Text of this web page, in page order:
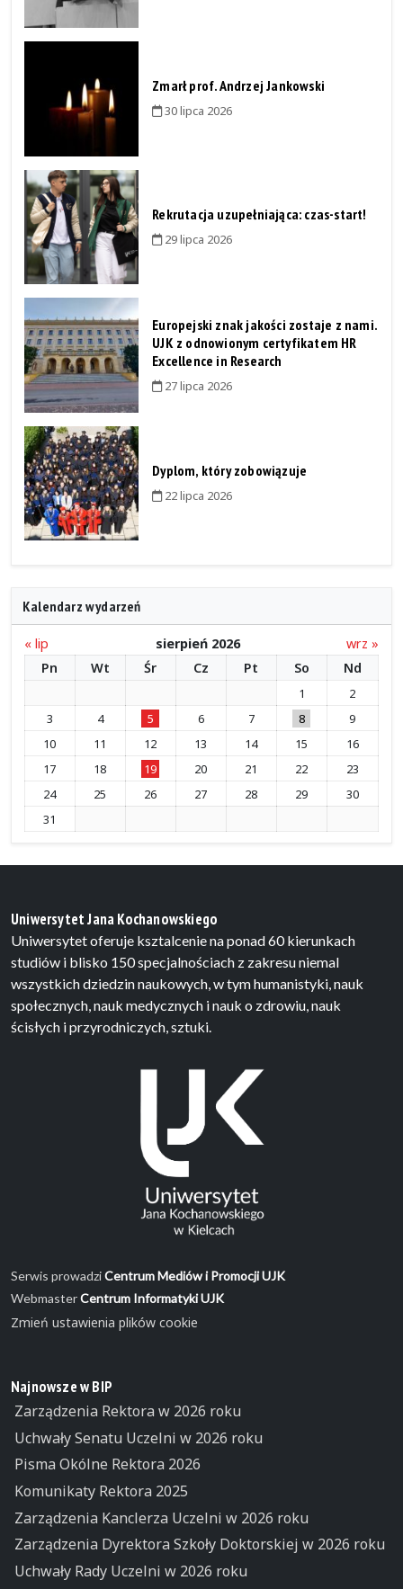
Zmarł prof. Andrzej Jankowski
30 lipca 2026
Rekrutacja uzupełniająca: czas-start!
29 lipca 2026
Europejski znak jakości zostaje z nami.
UJK z odnowionym certyfikatem HR
Excellence in Research
27 lipca 2026
Dyplom, który zobowiązuje
22 lipca 2026
Kalendarz wydarzeń
« lip sierpień 2026
wrz »
Pn
Wt Śr Cz Pt So Nd
1
2
3
4 5 6 7 8
9
10
11 12 13 14 15
16
17
18 19 20 21 22
23
24
25 26 27 28 29
30
31
Uniwersytet Jana Kochanowskiego
Uniwersytet oferuje ksztalcenie na ponad 60 kierunkach
studiów i blisko 150 specjalnościach z zakresu niemal
wszystkich dziedzin naukowych, w tym humanistyki, nauk
społecznych, nauk medycznych i nauk o zdrowiu, nauk
ścisłych i przyrodniczych, sztuki.
Serwis prowadziCentrum Mediów i Promocji UJK
WebmasterCentrum Informatyki UJK
Zmień ustawienia plików cookie
Najnowsze w BIP
Zarządzenia Rektora w 2026 roku
Uchwały Senatu Uczelni w 2026 roku
Pisma Okólne Rektora 2026
Komunikaty Rektora 2025
Zarządzenia Kanclerza Uczelni w 2026 roku
Zarządzenia Dyrektora Szkoły Doktorskiej w 2026 roku
Uchwały Rady Uczelni w 2026 roku